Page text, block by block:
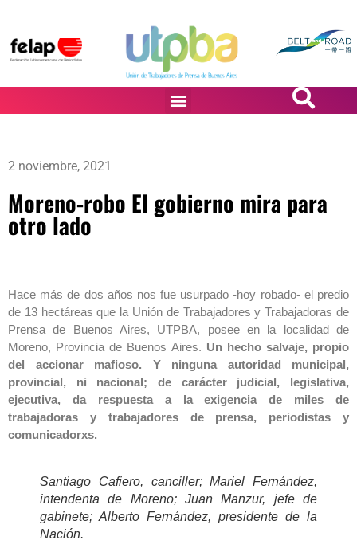
2 noviembre, 2021
Moreno-robo El gobierno mira para
otro lado
Hace más de dos años nos fue usurpado -hoy robado- el predio
de 13 hectáreas que la Unión de Trabajadores y Trabajadoras de
Prensa de Buenos Aires, UTPBA, posee en la localidad de
Moreno, Provincia de Buenos Aires. Un hecho salvaje, propio
del accionar mafioso. Y ninguna autoridad municipal,
provincial, ni nacional; de carácter judicial, legislativa,
ejecutiva, da respuesta a la exigencia de miles de
trabajadoras y trabajadores de prensa,
periodistas y
comunicadorxs.
Santiago Cafiero, canciller; Mariel Fernández,
intendenta de Moreno; Juan Manzur, jefe de
gabinete; Alberto Fernández, presidente de la
Nación.